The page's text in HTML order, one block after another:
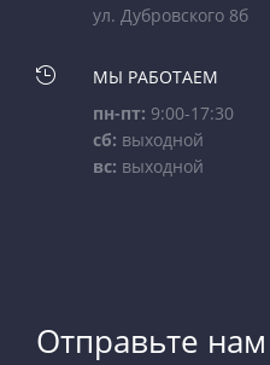
ул. Дубровского 8б

МЫ РАБОТАЕМ
пн-пт: 9:00-17:30
сб: выходной
вс: выходной
Отправьте